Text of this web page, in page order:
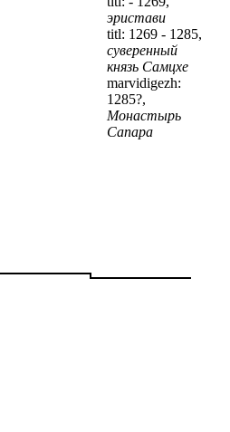
эристави
titl: 1269 - 1285,
суверенный
князь Самцхе
marvidigezh:
1285?,
Монастырь
Сапара